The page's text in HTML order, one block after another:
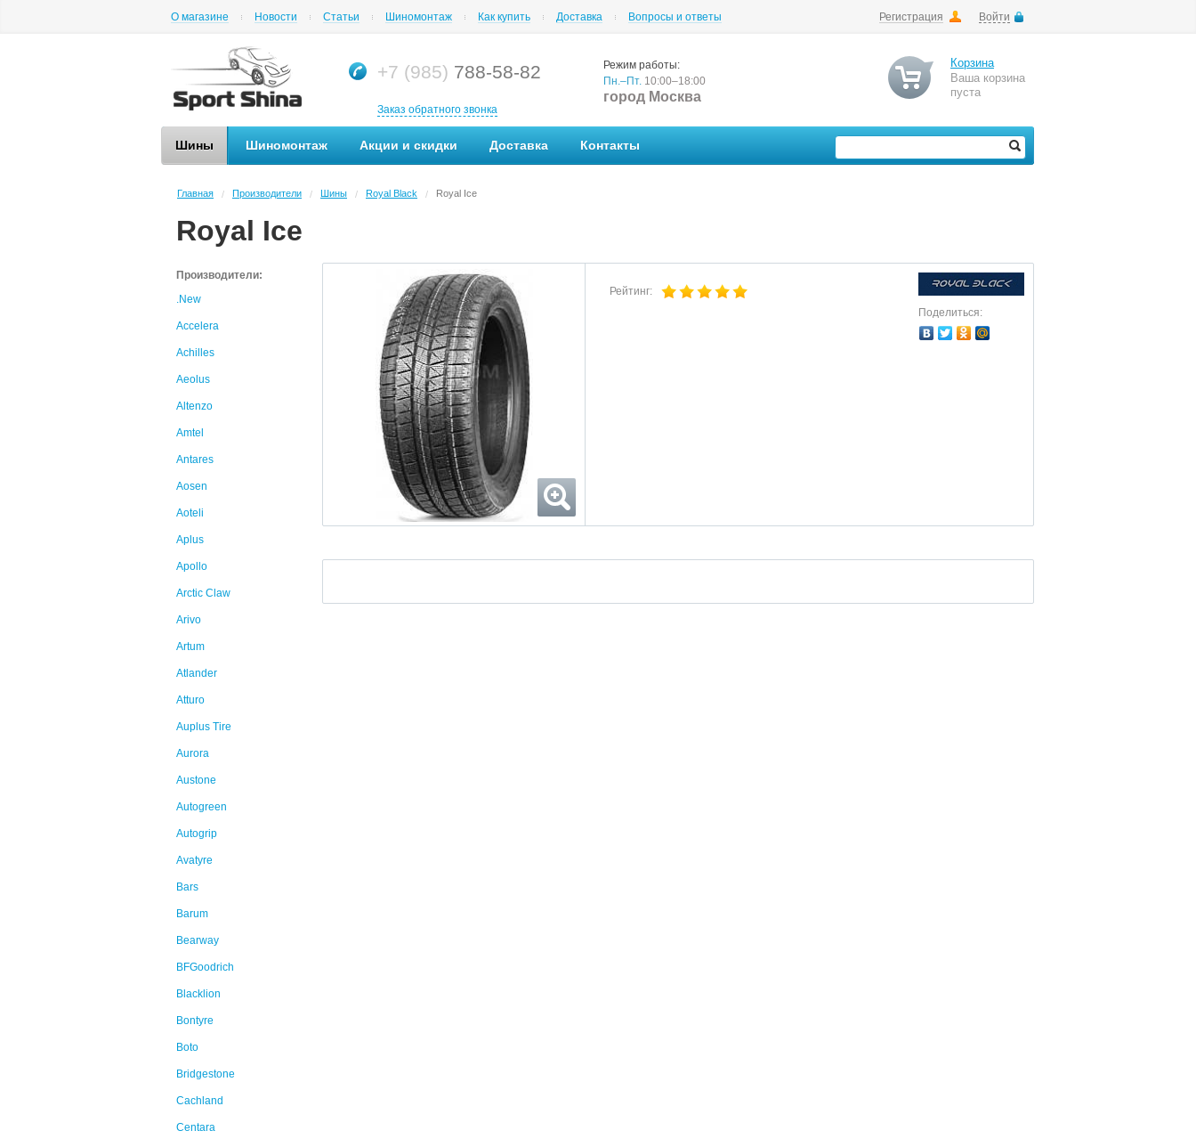
Регистрация Войти
О магазине Новости Статьи Шиномонтаж Как купить Доставка Вопросы и ответы
+7 (985) 788-58-82
Заказ обратного звонка
Режим работы:
Пн.–Пт. 10:00–18:00
город Москва
Корзина
Ваша корзина
пуста
Шины Шиномонтаж Акции и скидки Доставка Контакты
Главная / Производители / Шины / Royal Black / Royal Ice
Royal Ice
Производители:
.New
Accelera
Achilles
Aeolus
Altenzo
Amtel
Antares
Aosen
Aoteli
Aplus
Apollo
Arctic Claw
Arivo
Artum
Atlander
Atturo
Auplus Tire
Aurora
Austone
Autogreen
Autogrip
Avatyre
Bars
Barum
Bearway
BFGoodrich
Blacklion
Bontyre
Boto
Bridgestone
Cachland
Centara
Рейтинг:
Поделиться: